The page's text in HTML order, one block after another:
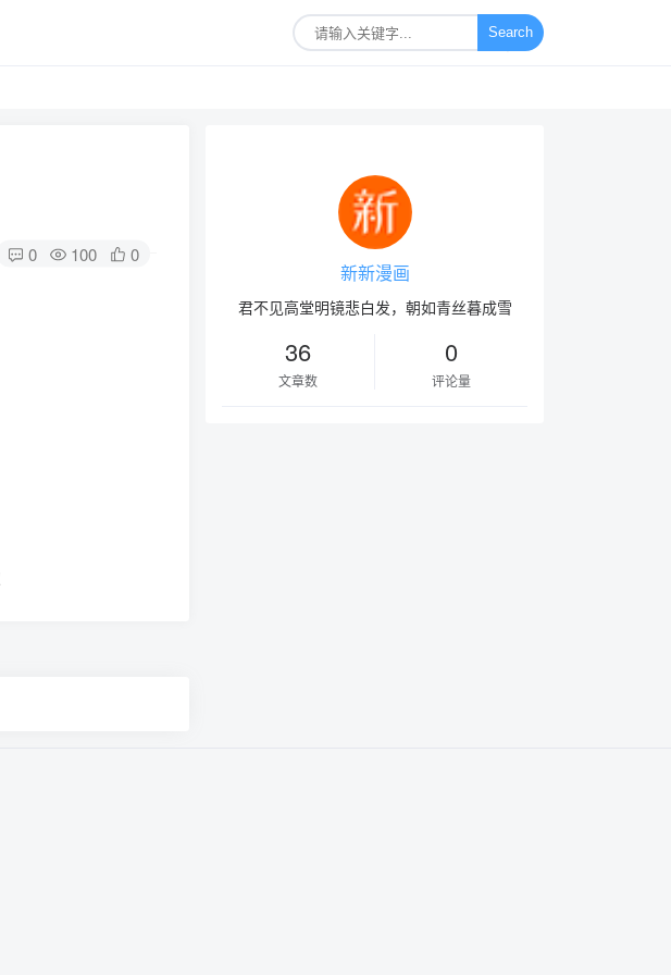
Search
0 100 0
新新漫画
君不见高堂明镜悲白发，朝如青丝暮成雪
36
文章数
0
评论量